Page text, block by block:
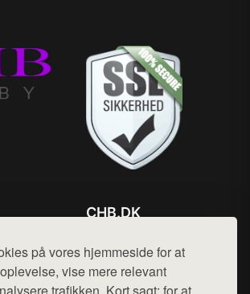
på vores hjemmeside for at
vise mere relevant
CHB.DK
Mail: hej@want.dk